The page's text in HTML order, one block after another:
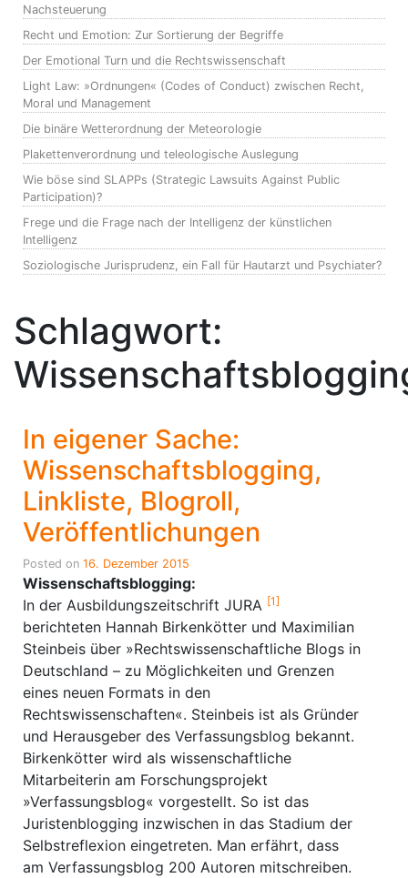
Nachsteuerung
Recht und Emotion: Zur Sortierung der Begriffe
Der Emotional Turn und die Rechtswissenschaft
Light Law: »Ordnungen« (Codes of Conduct) zwischen Recht,
Moral und Management
Die binäre Wetterordnung der Meteorologie
Plakettenverordnung und teleologische Auslegung
Wie böse sind SLAPPs (Strategic Lawsuits Against Public
Participation)?
Frege und die Frage nach der Intelligenz der künstlichen
Intelligenz
Soziologische Jurisprudenz, ein Fall für Hautarzt und Psychiater?
Schlagwort:
In eigener Sache:
Wissenschaftsblogging,
Linkliste, Blogroll,
Veröffentlichungen
Posted on 16. Dezember 2015
Wissenschaftsblogging:
In der Ausbildungszeitschrift JURA [1]
berichteten Hannah Birkenkötter und Maximilian
Steinbeis über »Rechtswissenschaftliche Blogs in
Deutschland – zu Möglichkeiten und Grenzen
eines neuen Formats in den
Rechtswissenschaften«. Steinbeis ist als Gründer
und Herausgeber des Verfassungsblog bekannt.
Birkenkötter wird als wissenschaftliche
Mitarbeiterin am Forschungsprojekt
»Verfassungsblog« vorgestellt. So ist das
Juristenblogging inzwischen in das Stadium der
Selbstreflexion eingetreten. Man erfährt, dass
am Verfassungsblog 200 Autoren mitschreiben.